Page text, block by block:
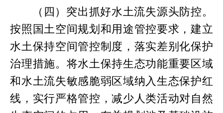
（四）突出抓好水土流失源头防控。
按照国土空间规划和用途管控要求，建立
水土保持空间管控制度，落实差别化保护
治理措施。将水土保持生态功能重要区域
和水土流失敏感脆弱区域纳入生态保护红
线，实行严格管控，减少人类活动对自然